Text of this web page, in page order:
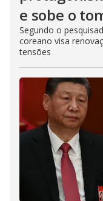
e sobe o
Segundo o
coreano visa
tensões